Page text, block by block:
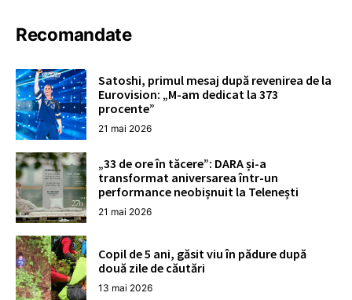
Recomandate
Satoshi, primul mesaj după revenirea de la
Eurovision: „M-am dedicat la 373
procente”
21 mai 2026
„33 de ore în tăcere”: DARA și-a
transformat aniversarea într-un
performance neobișnuit la Telenești
21 mai 2026
Copil de 5 ani, găsit viu în pădure după
două zile de căutări
13 mai 2026